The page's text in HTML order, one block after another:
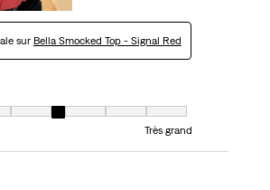
sur Bella Smocked Top - Signal Red
1 est égal à Très petit et 7 est égal à Très grand
Très grand